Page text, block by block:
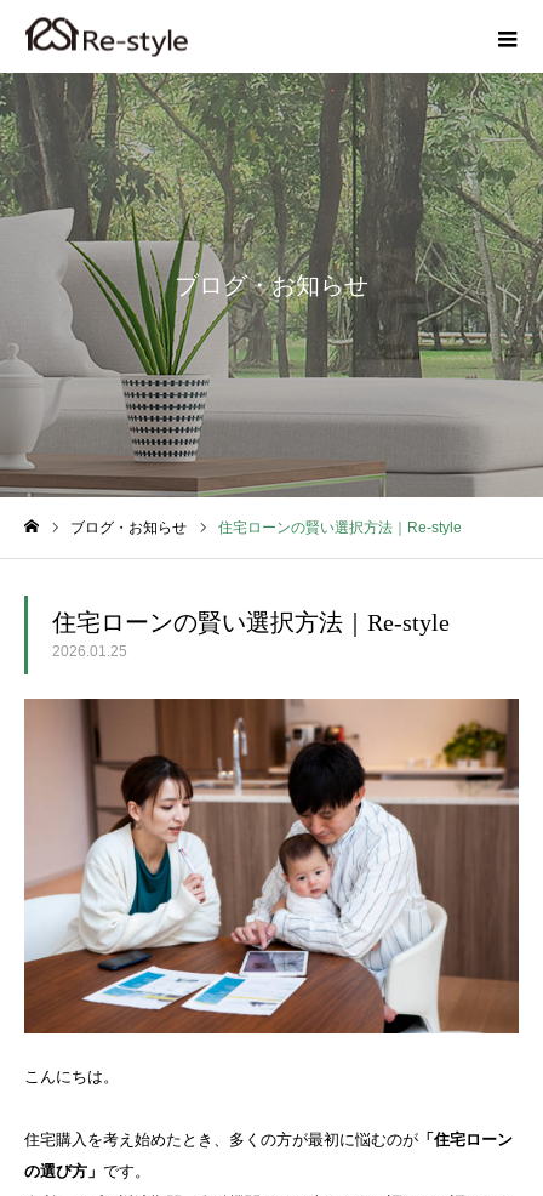
ブログ・お知らせ
ブログ・お知らせ 住宅ローンの賢い選択方法｜Re-style
住宅ローンの賢い選択方法｜Re-style
2026.01.25
こんにちは。
住宅購入を考え始めたとき、多くの方が最初に悩むのが 「住宅ローン
の選び方」 です。